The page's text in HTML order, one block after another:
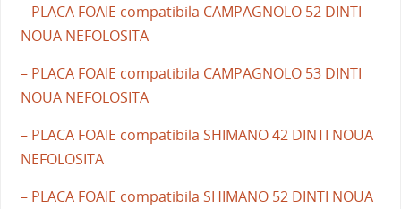
– PLACA FOAIE compatibila CAMPAGNOLO 52 DINTI
NOUA NEFOLOSITA
– PLACA FOAIE compatibila CAMPAGNOLO 53 DINTI
NOUA NEFOLOSITA
– PLACA FOAIE compatibila SHIMANO 42 DINTI NOUA
NEFOLOSITA
– PLACA FOAIE compatibila SHIMANO 52 DINTI NOUA